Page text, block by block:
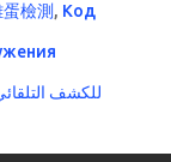
檢測 , Код